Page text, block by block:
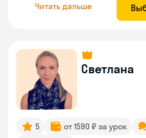
Читать дальше
Светлана
5 от 1590 ₽ за урок